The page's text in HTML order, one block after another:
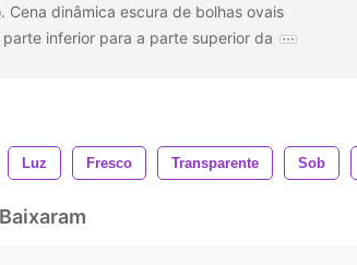
Cena dinâmica escura de bolhas ovais
inferior para a parte superior da
Luz Fresco Transparente Sob